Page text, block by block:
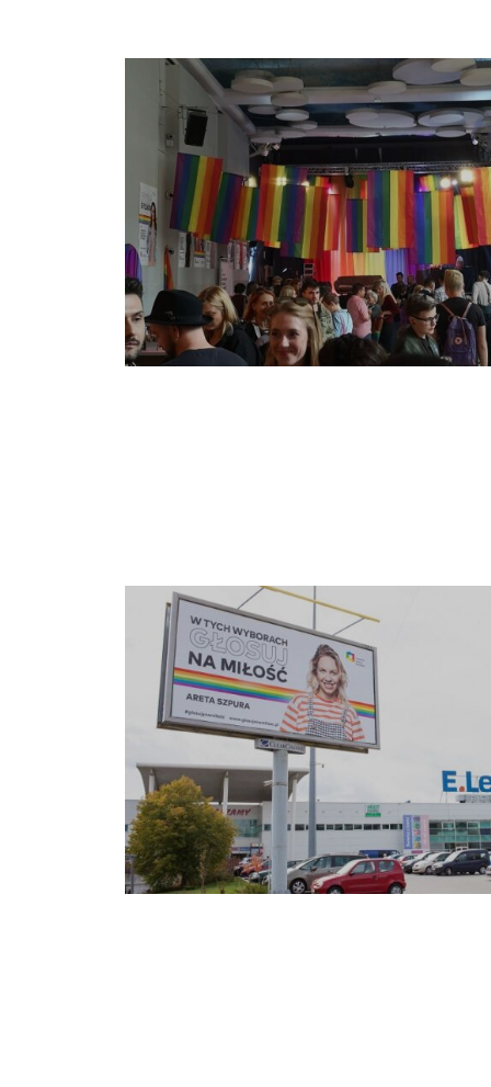
Wideo z Wiecu Wyborczego dla Równości
Billboardy „Głosuję na miłość” w 8 miastach Polski